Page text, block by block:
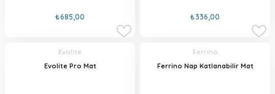
₺685,00 ₺336,00
Evolite
Evolite Pro Mat
Ferrino
Ferrino Nap Katlanabilir Mat